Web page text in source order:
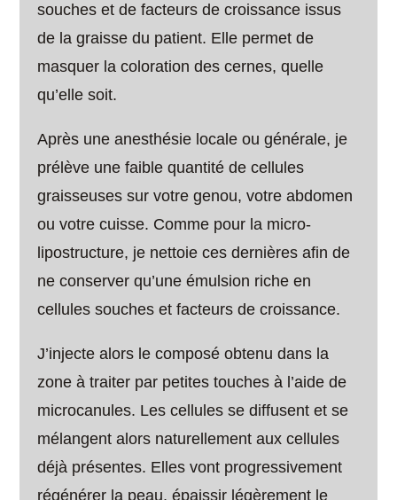
souches et de facteurs de croissance issus
de la graisse du patient. Elle permet de
masquer la coloration des cernes, quelle
qu’elle soit.
Après une anesthésie locale ou générale, je
prélève une faible quantité de cellules
graisseuses sur votre genou, votre abdomen
ou votre cuisse. Comme pour la micro-
lipostructure, je nettoie ces dernières afin de
ne conserver qu’une émulsion riche en
cellules souches et facteurs de croissance.
J’injecte alors le composé obtenu dans la
zone à traiter par petites touches à l’aide de
microcanules. Les cellules se diffusent et se
mélangent alors naturellement aux cellules
déjà présentes. Elles vont progressivement
régénérer la peau, épaissir légèrement le